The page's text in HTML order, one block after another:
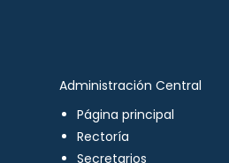
Administración Central
Página principal
Rectoría
Secretarios